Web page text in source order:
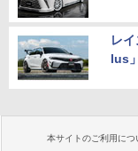
レ
lus
本サイトのご利用につ